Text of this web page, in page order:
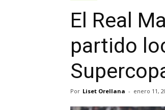
El Real
partido
Por Liset Orellana - enero 11,